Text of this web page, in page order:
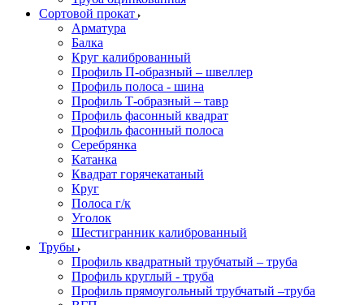
Сортовой прокат
Арматура
Балка
Круг калиброванный
Профиль П-образный – швеллер
Профиль полоса - шина
Профиль Т-образный – тавр
Профиль фасонный квадрат
Профиль фасонный полоса
Серебрянка
Катанка
Квадрат горячекатаный
Круг
Полоса г/к
Уголок
Шестигранник калиброванный
Трубы
Профиль квадратный трубчатый – труба
Профиль круглый - труба
Профиль прямоугольный трубчатый –труба